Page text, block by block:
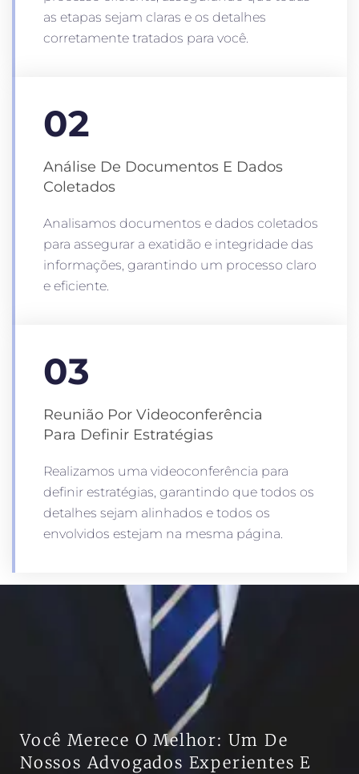
as etapas sejam claras e os detalhes
corretamente tratados para você.
02
Análise De Documentos E Dados
Coletados
Analisamos documentos e dados coletados
para assegurar a exatidão e integridade das
informações, garantindo um processo claro
e eficiente.
03
Reunião Por Videoconferência
Para Definir Estratégias
Realizamos uma videoconferência para
definir estratégias, garantindo que todos os
detalhes sejam alinhados e todos os
envolvidos estejam na mesma página.
Você Merece O Melhor: Um De
Nossos Advogados Experientes E